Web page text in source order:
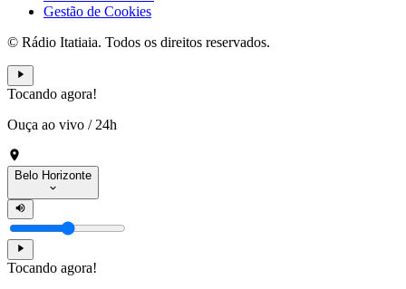
Gestão de Cookies
© Rádio Itatiaia. Todos os direitos reservados.
Tocando agora!
Ouça ao vivo / 24h
Belo Horizonte
Tocando agora!